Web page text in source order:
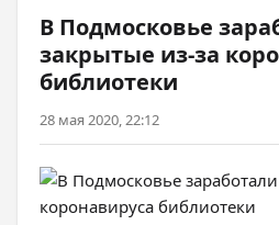
В Подмосковье
закрытые из-за
библиотеки
28 мая 2020, 22:12